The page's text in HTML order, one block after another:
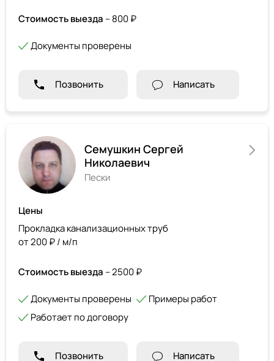
Стоимость выезда – 800 ₽
Документы проверены
Позвонить Написать
Семушкин Сергей
Николаевич
Пески
Цены
Прокладка канализационных труб
от 200 ₽ / м/п
Стоимость выезда – 2500 ₽
Документы проверены
Примеры работ
Работает по договору
Позвонить Написать